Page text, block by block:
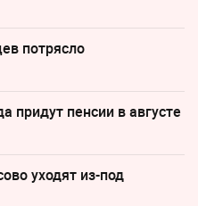
потрясло
придут пенсии в августе
уходят из-под